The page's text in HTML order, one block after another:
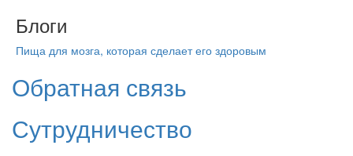
Блоги
Пища для мозга, которая сделает его здоровым
Обратная связь
Сутрудничество